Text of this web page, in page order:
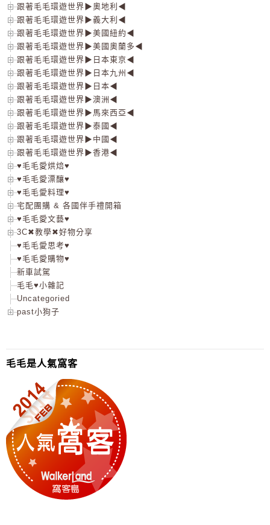
跟著毛毛環遊世界▶奧地利◀
跟著毛毛環遊世界▶義大利◀
跟著毛毛環遊世界▶美國紐約◀
跟著毛毛環遊世界▶美國奧蘭多◀
跟著毛毛環遊世界▶日本東京◀
跟著毛毛環遊世界▶日本九州◀
跟著毛毛環遊世界▶日本◀
跟著毛毛環遊世界▶澳洲◀
跟著毛毛環遊世界▶馬來西亞◀
跟著毛毛環遊世界▶泰國◀
跟著毛毛環遊世界▶中國◀
跟著毛毛環遊世界▶香港◀
♥毛毛愛烘焙♥
♥毛毛愛漂釀♥
♥毛毛愛料理♥
宅配團購 & 各國伴手禮開箱
♥毛毛愛文藝♥
3C✖教學✖好物分享
♥毛毛愛思考♥
♥毛毛愛購物♥
新車試駕
毛毛♥小雜記
Uncategoried
past小狗子
毛毛是人氣窩客